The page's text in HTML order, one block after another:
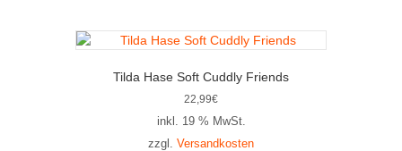
Tilda Hase Soft Cuddly Friends
22,99€
inkl. 19 % MwSt.
zzgl. Versandkosten